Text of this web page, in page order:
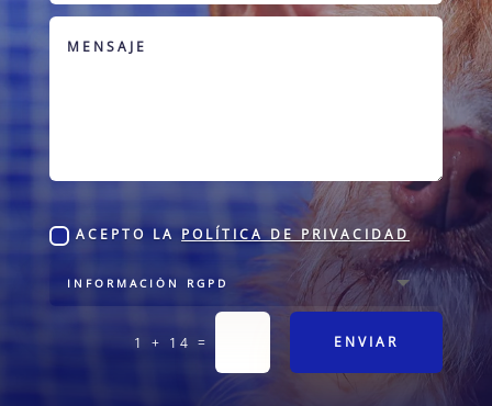
ACEPTO LA POLÍTICA DE PRIVACIDAD
1 + 14 = ENVIAR